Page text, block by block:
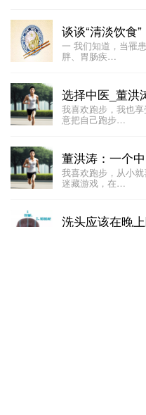
谈谈“清淡饮食”
一 我们知道，当罹
胖、胃肠疾…
选择中医_董洪
我喜欢跑步，我也
意把自己跑步…
董洪涛：一个
我喜欢跑步，从小
迷藏游戏，在…
洗头应该在晚